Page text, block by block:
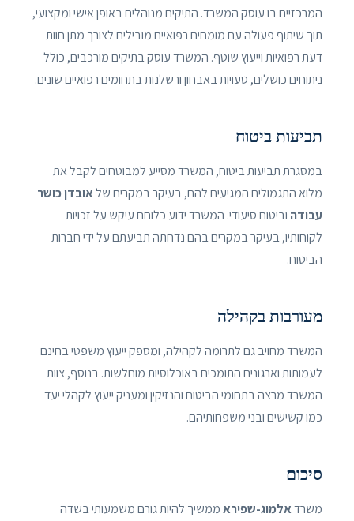
המרכזיים בו עוסק המשרד. התיקים מנוהלים באופן אישי ומקצועי,
תוך שיתוף פעולה עם מומחים רפואיים מובילים לצורך מתן חוות
דעת רפואיות וייעוץ שוטף. המשרד עוסק בתיקים מורכבים, כולל
ניתוחים כושלים, טעויות באבחון ורשלנות בתחומים רפואיים שונים.
תביעות ביטוח
במסגרת תביעות ביטוח, המשרד מסייע למבוטחים לקבל את
מלוא התגמולים המגיעים להם, בעיקר במקרים שלאובדן כושר
עבודה וביטוח סיעודי. המשרד ידוע כלוחם עיקש על זכויות
לקוחותיו, בעיקר במקרים בהם נדחתה תביעתם על ידי חברות
הביטוח.
מעורבות בקהילה
המשרד מחויב גם לתרומה לקהילה, ומספק ייעוץ משפטי בחינם
לעמותות וארגונים התומכים באוכלוסיות מוחלשות. בנוסף, צוות
המשרד מרצה בתחומי הביטוח והנזיקין ומעניק ייעוץ לקהלי יעד
כמו קשישים ובני משפחותיהם.
סיכום
משרדאלמוג-שפיראממשיך להיות גורם משמעותי בשדה